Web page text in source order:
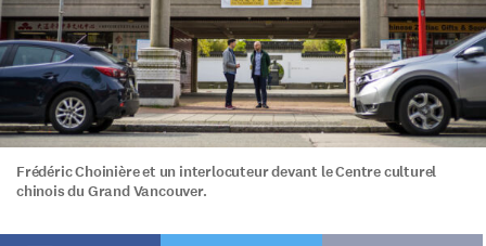
Frédéric Choinière et un interlocuteur devant le Centre culturel
chinois du Grand Vancouver.